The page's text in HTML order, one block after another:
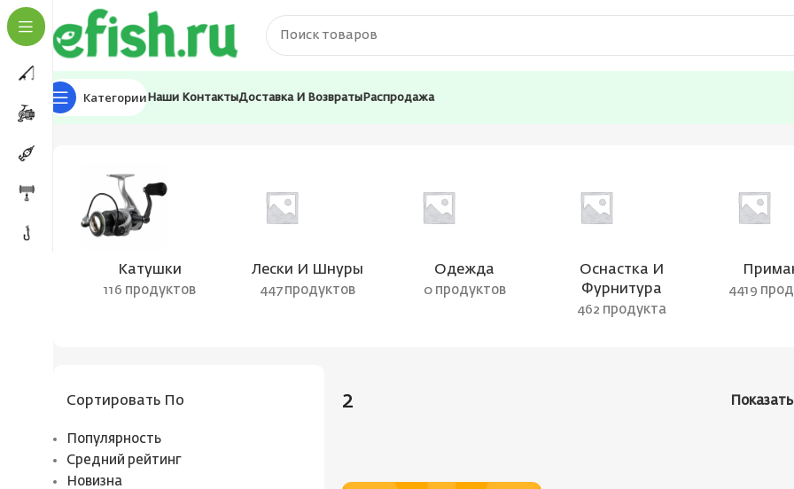
Категории Наши КонтактыДоставка И Возвраты Распродажа
Главная Товар Цвет блесны
Катушки
116 продуктов
Лески И Шнуры
447 продуктов
Одежда
0 продуктов
Оснастка И
Фурнитура
462 продукта
4419
Сортировать По
Популярность
Средний рейтинг
Новизна
2 Показать